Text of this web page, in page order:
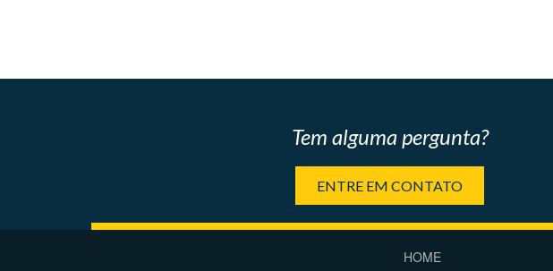
Tem alguma pergunta?
ENTRE EM CONTATO
HOME